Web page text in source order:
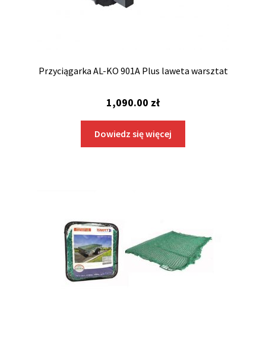
Przyciągarka AL-KO 901A Plus laweta warsztat
1,090.00 zł
Dowiedz się więcej